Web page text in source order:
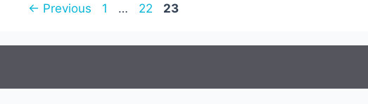
← Previous Page
1 … Page
22 Page
23